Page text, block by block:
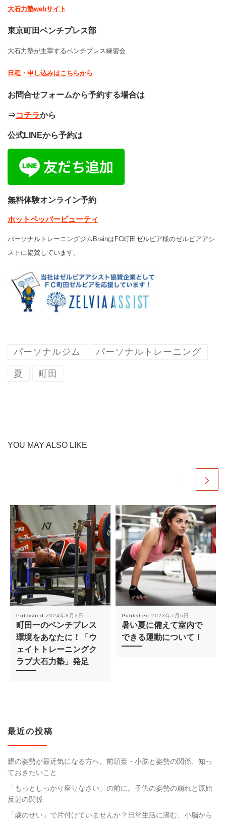
大石力塾webサイト
東京町田ベンチプレス部
大石力塾が主宰するベンチプレス練習会
日程・申し込みはこちらから
お問合せフォームから予約する場合は
⇒コチラから
公式LINEから予約は
無料体験オンライン予約
ホットペッパービューティ
パーソナルトレーニングジムBrainはFC町田ゼルビア様のゼルビアアシ
ストに協賛しています。
パーソナルジム パーソナルトレーニング
夏 町田
YOU MAY ALSO LIKE
Published 2024年8月3日
町田一のベンチプレス
環境をあなたに！「ウ
ェイトトレーニングク
ラブ大石力塾」発足
Published 2023年7月5日
暑い夏に備えて室内で
できる運動について！
最近の投稿
親の姿勢が最近気になる方へ。前頭葉・小脳と姿勢の関係、知っ
ておきたいこと
「もっとしっかり座りなさい」の前に。子供の姿勢の崩れと原始
反射の関係
「歳のせい」で片付けていませんか？日常生活に潜む、小脳から